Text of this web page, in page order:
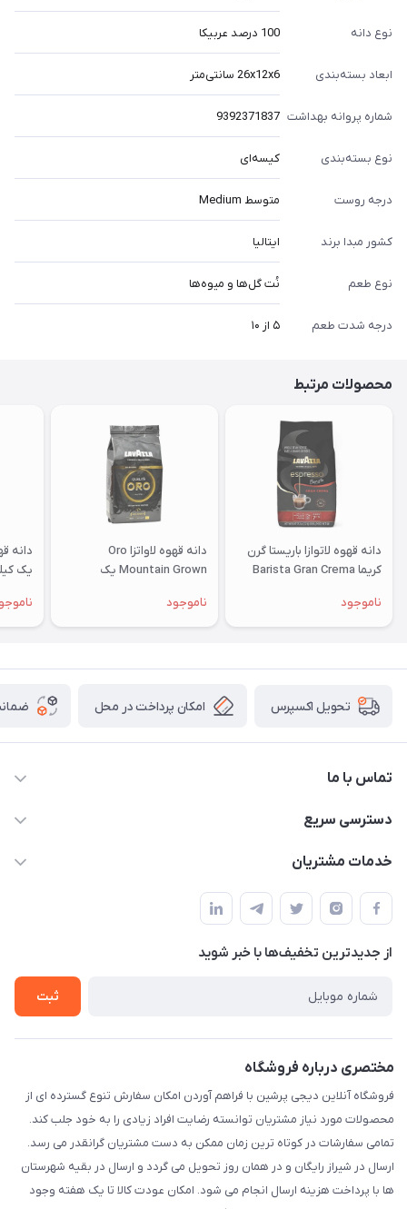
نوع دانه 100 درصد عربیکا
ابعاد بسته‌بندی 26x12x6 سانتی‌متر
شماره پروانه بهداشت 9392371837
نوع بسته‌بندی کیسه‌ای
درجه روست متوسط Medium
کشور مبدا برند ایتالیا
نوع طعم نُت گل‌ها و میوه‌ها
درجه شدت طعم ۵ از ۱۰
محصولات مرتبط
دانه قهوه لاتوازا باریستا گرن
کریما Barista Gran Crema
ناموجود
دانه قهوه لاواتزا Oro
Mountain Grown یک
ناموجود
یک
تحویل اکسپرس امکان پرداخت در محل
تماس با ما
09172138137
دسترسی سریع
حساب کاربری
لیست محصولات
درباره ما
خدمات مشتریان
قوانین و مقررات
حریم خصوصی
راهنما
از جدید‌ترین تخفیف‌ها با‌ خبر شوید
ثبت
مختصری درباره فروشگاه
فروشگاه آنلاین دیجی پرشین با فراهم آوردن امکان سفارش تنوع گسترده ای از
محصولات مورد نیاز مشتریان توانسته رضایت افراد زیادی را به خود جلب کند.
تمامی سفارشات در کوتاه ترین زمان ممکن به دست مشتریان گرانقدر می رسد.
ارسال در شیراز رایگان و در همان روز تحویل می گردد و ارسال در بقیه شهرستان
ها با پرداخت هزینه ارسال انجام می شود. امکان عودت کالا تا یک هفته وجود